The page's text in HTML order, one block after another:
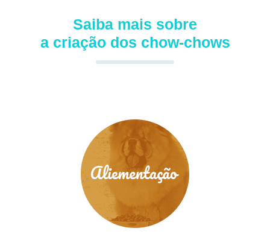
Saiba mais sobre
a criação dos chow-chows